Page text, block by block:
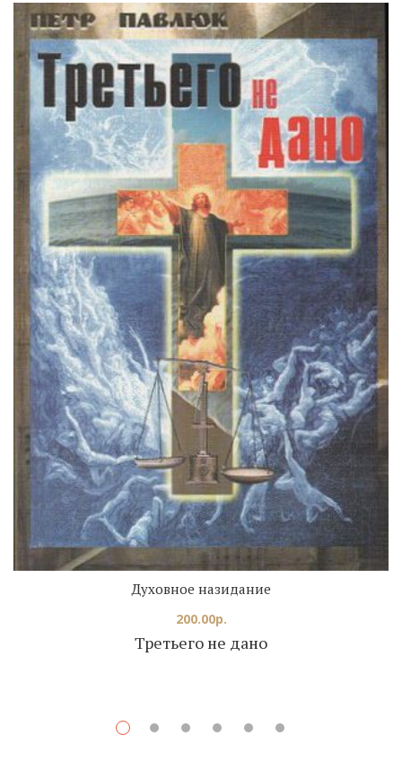
Третьего не дано
Духовное назидание
200.00р.